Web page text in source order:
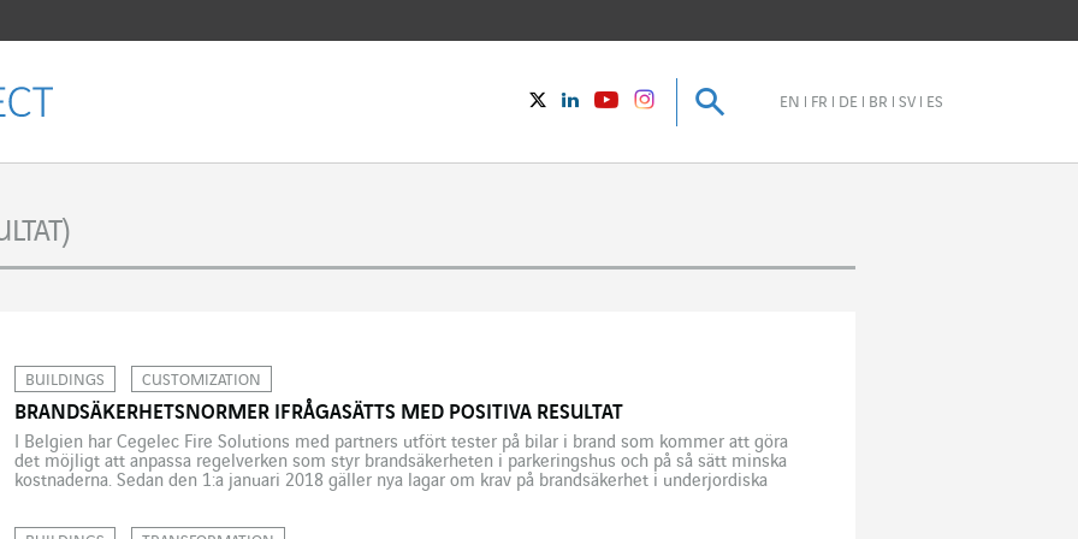
TwitterLinkedInYoutubeinstagram EN FR DE BR SV ES
Sök
BUILDINGS CUSTOMIZATION
BRANDSÄKERHETSNORMER IFRÅGASÄTTS MED POSITIVA RESULTAT
I Belgien har Cegelec Fire Solutions med partners utfört tester på bilar i brand som kommer att göra
det möjligt att anpassa regelverken som styr brandsäkerheten i parkeringshus och på så sätt minska
kostnaderna. Sedan den 1:a januari 2018 gäller nya lagar om krav på brandsäkerhet i underjordiska